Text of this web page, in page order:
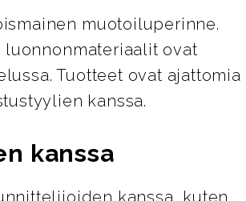
muotoiluperinne.
ovat
Tuotteet ovat ajattomia
kanssa.
kanssa
kanssa, kuten